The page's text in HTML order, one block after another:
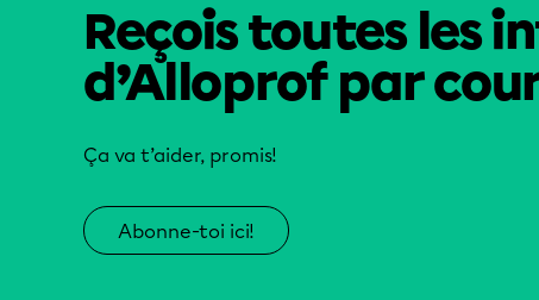
Reçois toutes les
d’Alloprof par
Ça va t’aider, promis!
Abonne-toi ici!